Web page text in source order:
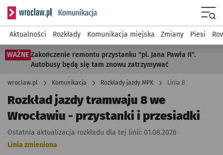
Serwis informacyjny wroclaw.pl podserwis: Komunikacja
Aktualności Rozkłady Komunikacja miejska Zmiany Piesi
WAŻNE Zakończenie remontu przystanku "pl. Jana Pawła II".
Autobusy będą się tam znowu zatrzymywać
wroclaw.pl Komunikacja Rozkłady jazdy MPK Linia 8
Rozkład jazdy tramwaju 8 we
Wrocławiu - przystanki i przesiadki
Ostatnia aktualizacja rozkładu dla tej linii: 01.08.2026
Linia zmieniona